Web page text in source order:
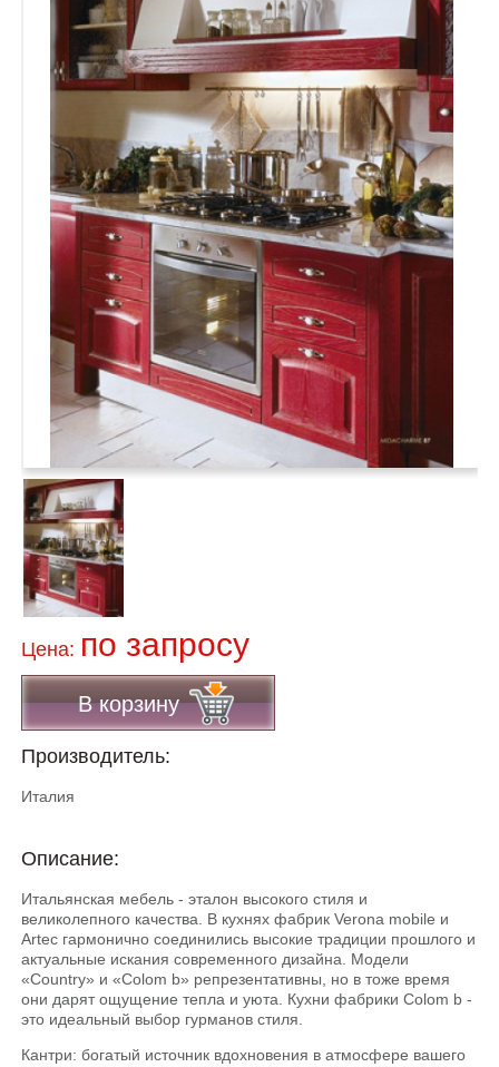
Цена: по запросу
В корзину
Производитель:
Италия
Описание:
Итальянская мебель - эталон высокого стиля и
великолепного качества. В кухнях фабрик Verona mobile и
Artec гармонично соединились высокие традиции прошлого и
актуальные искания современного дизайна. Модели
«Country» и «Colom b» репрезентативны, но в тоже время
они дарят ощущение тепла и уюта. Кухни фабрики Colom b -
это идеальный выбор гурманов стиля.
Кантри: богатый источник вдохновения в атмосфере вашего